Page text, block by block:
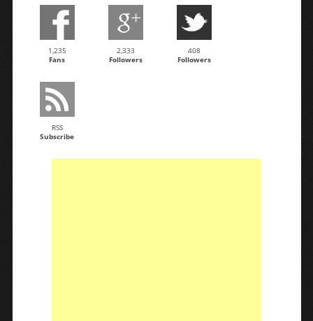
1,235
Fans
2,333
Followers
408
Followers
RSS
Subscribe